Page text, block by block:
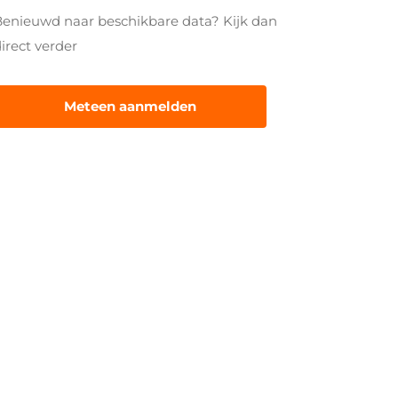
naar beschikbare data? Kijk dan
verder
Meteen aanmelden